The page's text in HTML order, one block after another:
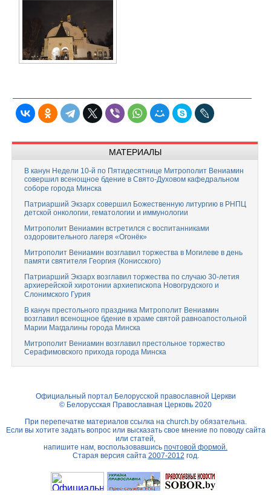
МАТЕРИАЛЫ
В канун Недели 10-й по Пятидесятнице Митрополит Вениамин
совершил всенощное бдение в Свято-Духовом кафедральном
соборе города Минска
Патриарший Экзарх совершил Божественную литургию в РНПЦ
детской онкологии, гематологии и иммунологии
Митрополит Вениамин встретился с воспитанниками
оздоровительного лагеря «Огонёк»
Митрополит Вениамин возглавил торжества в Могилеве в день
памяти святителя Георгия (Конисского)
Патриарший Экзарх возглавил торжества по случаю 30-летия
архиерейской хиротонии архиепископа Новогрудского и
Слонимского Гурия
В канун престольного праздника Митрополит Вениамин
возглавил всенощное бдение в храме святой равноапостольной
Марии Магдалины города Минска
Митрополит Вениамин возглавил престольное торжество
Серафимовского прихода города Минска
Официальный портал Белорусской православной Церкви
© Белорусская Православная Церковь 2020
При перепечатке материалов ссылка на church.byобязательна.
Если вы хотите задать вопрос или высказать свое мнение по поводу сайта
или статей,
напишите нам, воспользовавшись почтовой формой.
Старая версия сайта 2007-2012 год.